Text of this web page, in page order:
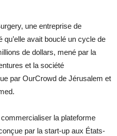
une entreprise de
avait bouclé un cycle de
de dollars, mené par la
et la société
par OurCrowd de Jérusalem et
la plateforme
par la start-up aux États-